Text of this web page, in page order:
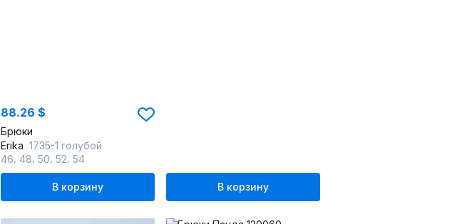
88.26 $
Брюки
Erika 1735-1 голубой
46 48 50 52 54
В корзину В корзину